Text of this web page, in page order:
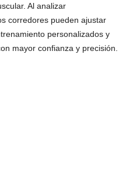
Al analizar
corredores pueden ajustar
personalizados y
mayor confianza y precisión.